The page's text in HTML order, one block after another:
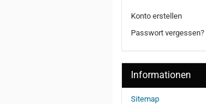
Konto erstellen
Passwort vergessen?
Informationen
Sitemap